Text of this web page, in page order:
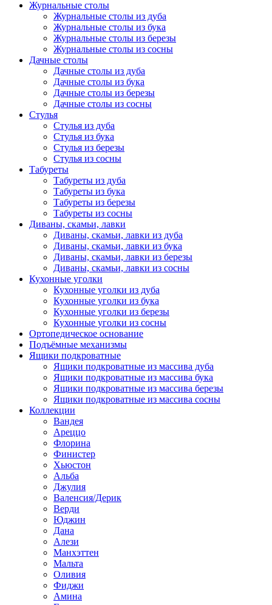
Журнальные столы
Журнальные столы из дуба
Журнальные столы из бука
Журнальные столы из березы
Журнальные столы из сосны
Дачные столы
Дачные столы из дуба
Дачные столы из бука
Дачные столы из березы
Дачные столы из сосны
Стулья
Стулья из дуба
Стулья из бука
Стулья из березы
Стулья из сосны
Табуреты
Табуреты из дуба
Табуреты из бука
Табуреты из березы
Табуреты из сосны
Диваны, скамьи, лавки
Диваны, скамьи, лавки из дуба
Диваны, скамьи, лавки из бука
Диваны, скамьи, лавки из березы
Диваны, скамьи, лавки из сосны
Кухонные уголки
Кухонные уголки из дуба
Кухонные уголки из бука
Кухонные уголки из березы
Кухонные уголки из сосны
Ортопедическое основание
Подъёмные механизмы
Ящики подкроватные
Ящики подкроватные из массива дуба
Ящики подкроватные из массива бука
Ящики подкроватные из массива березы
Ящики подкроватные из массива сосны
Коллекции
Вандея
Ареццо
Флорина
Финистер
Хьюстон
Альба
Джулия
Валенсия/Дерик
Верди
Юджин
Дана
Алези
Манхэттен
Мальта
Оливия
Фиджи
Амина